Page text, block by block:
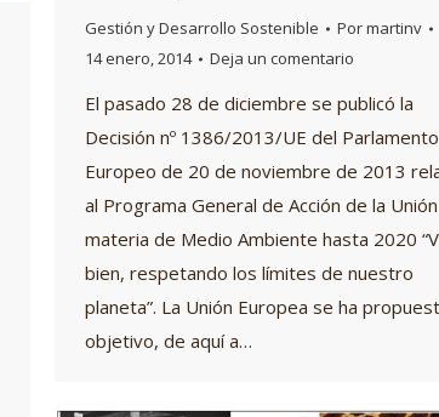
Gestión y Desarrollo Sostenible Pormartinv
14 enero, 2014
Deja un comentario
El pasado 28 de diciembre se publicó la
Decisión nº 1386/2013/UE del Parlamento
Europeo de 20 de noviembre de 2013
al Programa General de Acción de la
materia de Medio Ambiente hasta 2020
bien, respetando los límites de nuestro
planeta”. La Unión Europea se ha
objetivo, de aquí a…